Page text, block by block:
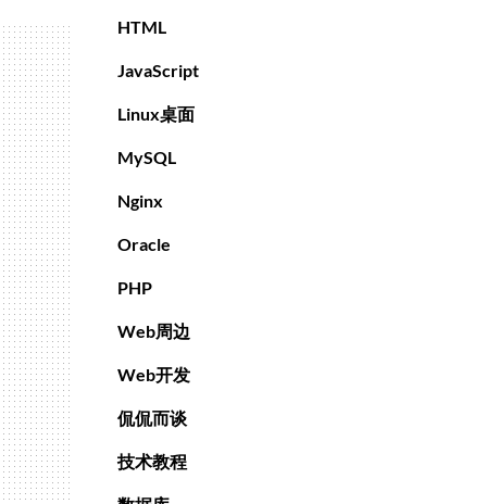
HTML
JavaScript
Linux桌面
MySQL
Nginx
Oracle
PHP
Web周边
Web开发
侃侃而谈
技术教程